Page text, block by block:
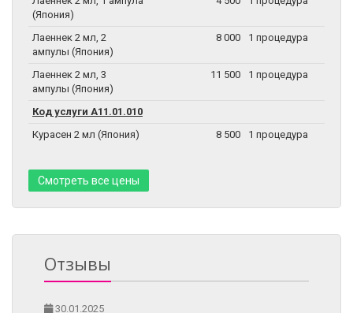
(Япония)
Лаеннек 2 мл, 2
ампулы (Япония)
8 000 1 процедура
Лаеннек 2 мл, 3
ампулы (Япония)
11 500 1 процедура
Код услуги А11.01.010
Курасен 2 мл (Япония)
8 500 1 процедура
Смотреть все цены
Отзывы
30.01.2025